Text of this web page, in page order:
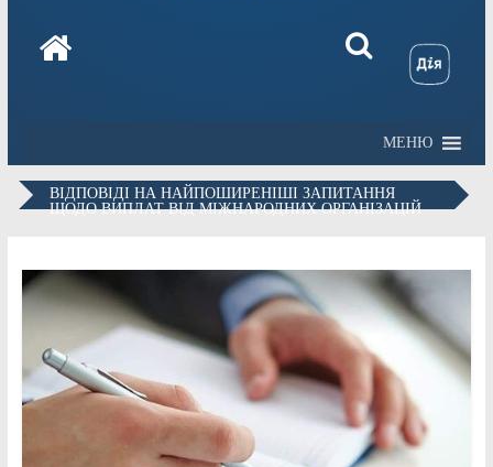
МЕНЮ
ВІДПОВІДІ НА НАЙПОШИРЕНІШІ ЗАПИТАННЯ
ЩОДО ВИПЛАТ ВІД МІЖНАРОДНИХ ОРГАНІЗАЦІЙ